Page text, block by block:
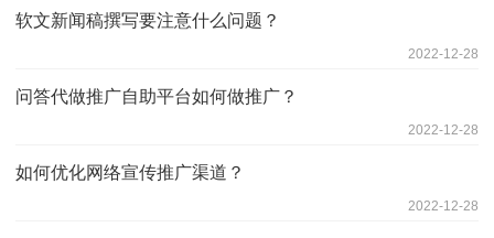
软文新闻稿撰写要注意什么问题？
2022-12-28
问答代做推广自助平台如何做推广？
2022-12-28
如何优化网络宣传推广渠道？
2022-12-28